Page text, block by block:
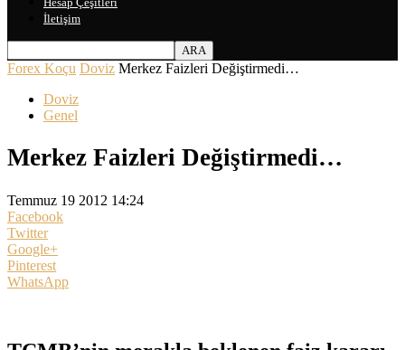
İletişim
Forex Koçu Doviz Merkez Faizleri Değiştirmedi…
Doviz
Genel
Merkez Faizleri Değiştirmedi…
Temmuz 19 2012 14:24
Facebook
Twitter
Google+
Pinterest
WhatsApp